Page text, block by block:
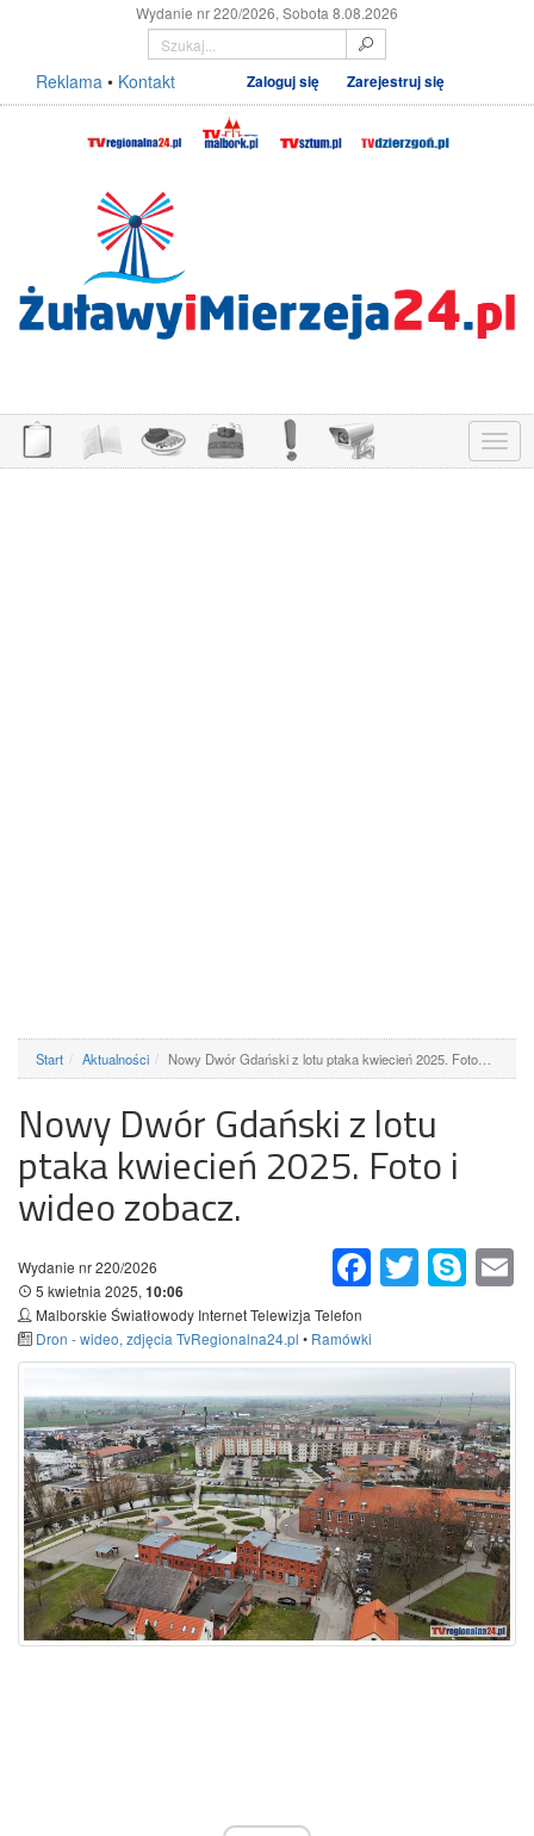
Wydanie nr 220/2026, Sobota 8.08.2026
Reklama • Kontakt Zaloguj się Zarejestruj się
Menu
Start Aktualności Nowy Dwór Gdański z lotu ptaka kwiecień 2025. Foto…
Nowy Dwór Gdański z lotu
ptaka kwiecień 2025. Foto i
wideo zobacz.
FacebookTwitter Skype
Wydanie nr 220/2026
5 kwietnia 2025, 10:06
Malborskie Światłowody Internet Telewizja Telefon
Dron - wideo, zdjęcia TvRegionalna24.pl • Ramówki